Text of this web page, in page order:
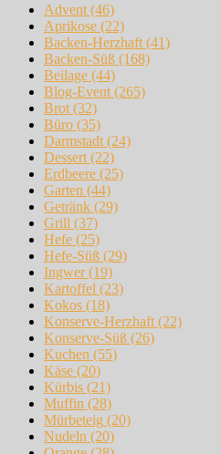
Advent (46)
Aprikose (22)
Backen-Herzhaft (41)
Backen-Süß (168)
Beilage (44)
Blog-Event (265)
Brot (32)
Büro (35)
Darmstadt (24)
Dessert (22)
Erdbeere (25)
Garten (44)
Getränk (29)
Grill (37)
Hefe (25)
Hefe-Süß (29)
Ingwer(19)
Kartoffel (23)
Kokos (18)
Konserve-Herzhaft (22)
Konserve-Süß (26)
Kuchen (55)
Käse (20)
Kürbis (21)
Muffin (28)
Mürbeteig (20)
Nudeln (20)